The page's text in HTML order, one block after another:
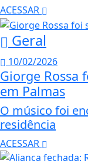
ACESSAR
Geral
10/02/2026
Giorge Rossa
em Palmas
O músico foi
residência
ACESSAR